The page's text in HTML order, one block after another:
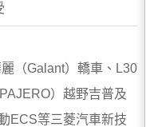
（Galant）轎車、L30
）越野吉普及
ECS等三菱汽車新技